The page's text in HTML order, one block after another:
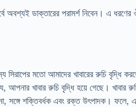
অবশ্যই ডাক্তারের পরামর্শ নিবেন। এ ধরণের
সিরাপের মতো আমাদের খাবারের রুচি
আপনার খাবার রুচি বৃদ্ধি হয়ে গেছে। খাবার
না, সঙ্গে শক্তিবর্ধক এবং রক্ত উৎপাদক।